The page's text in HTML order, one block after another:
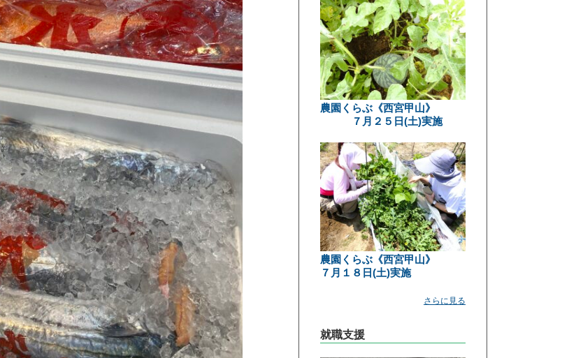
農園くらぶ《西宮甲山》
７月２５日(土)実施
農園くらぶ《西宮甲山》
７月１８日(土)実施
さらに見る
就職支援